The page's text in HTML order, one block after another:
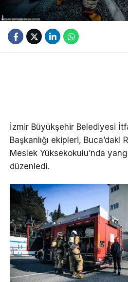
İzmir Büyükşehir Belediyesi
Başkanlığı ekipleri, Buca’daki
Meslek Yüksekokulu’nda
düzenledi.